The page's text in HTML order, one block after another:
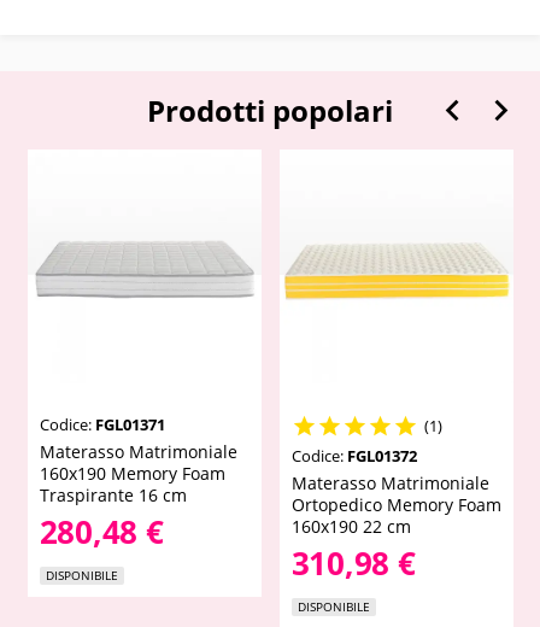
Prodotti popolari
Codice: FGL01371
Materasso Matrimoniale
160x190 Memory Foam
Traspirante 16 cm
280,48 €
DISPONIBILE
 (1)
Codice: FGL01372
Materasso Matrimoniale
Ortopedico Memory Foam
160x190 22 cm
310,98 €
DISPONIBILE
 